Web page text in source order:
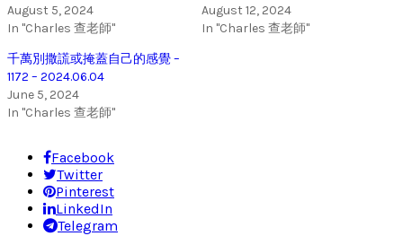
August 5, 2024
In "Charles 查老師"
August 12, 2024
In "Charles 查老師"
千萬別撒謊或掩蓋自己的感覺 –
1172 – 2024.06.04
June 5, 2024
In "Charles 查老師"
Facebook
Twitter
Pinterest
LinkedIn
Telegram